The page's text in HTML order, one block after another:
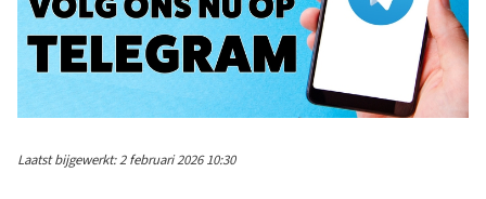
Laatst bijgewerkt: 2 februari 2026 10:30